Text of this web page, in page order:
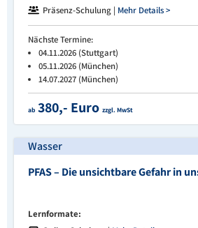
Präsenz-Schulung | Mehr Details >
Nächste Termine:
04.11.2026 (Stuttgart)
05.11.2026 (München)
14.07.2027 (München)
ab 380,- Euro zzgl. MwSt
Wasser
PFAS – Die unsichtbare Gefahr in
Lernformate: